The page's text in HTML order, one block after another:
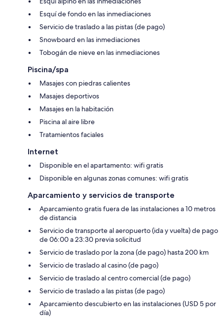
Esquí de fondo en las inmediaciones
Servicio de traslado a las pistas (de pago)
Snowboard en las inmediaciones
Tobogán de nieve en las inmediaciones
Piscina/spa
Masajes con piedras calientes
Masajes deportivos
Masajes en la habitación
Piscina al aire libre
Tratamientos faciales
Internet
Disponible en el apartamento: wifi gratis
Disponible en algunas zonas comunes: wifi gratis
Aparcamiento y servicios de transporte
Aparcamiento gratis fuera de las instalaciones a 10 metros
de distancia
Servicio de transporte al aeropuerto (ida y vuelta) de pago
de 06:00 a 23:30 previa solicitud
Servicio de traslado por la zona (de pago) hasta 200 km
Servicio de traslado al casino (de pago)
Servicio de traslado al centro comercial (de pago)
Servicio de traslado a las pistas (de pago)
Aparcamiento descubierto en las instalaciones (USD 5 por
día)